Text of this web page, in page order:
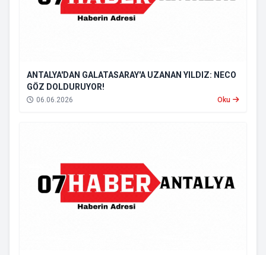
ANTALYA'DAN GALATASARAY'A UZANAN YILDIZ: NECO
GÖZ DOLDURUYOR!
06.06.2026 Oku